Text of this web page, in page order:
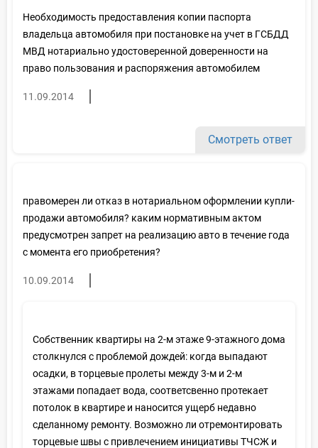
Необходимость предоставления копии паспорта
владельца автомобиля при постановке на учет в ГСБДД
МВД нотариально удостоверенной доверенности на
право пользования и распоряжения автомобилем
11.09.2014
Смотреть ответ
правомерен ли отказ в нотариальном оформлении купли-
продажи автомобиля? каким нормативным актом
предусмотрен запрет на реализацию авто в течение года
с момента его приобретения?
10.09.2014
Собственник квартиры на 2-м этаже 9-этажного дома
столкнулся с проблемой дождей: когда выпадают
осадки, в торцевые пролеты между 3-м и 2-м
этажами попадает вода, соответсвенно протекает
потолок в квартире и наносится ущерб недавно
сделанному ремонту. Возможно ли отремонтировать
торцевые швы с привлечением инициативы ТЧСЖ и